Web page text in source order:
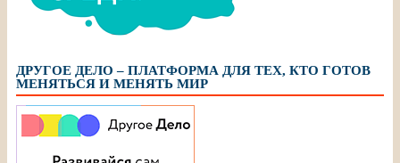
ДРУГОЕ ДЕЛО – ПЛАТФОРМА ДЛЯ ТЕХ, КТО ГОТОВ
МЕНЯТЬСЯ И МЕНЯТЬ МИР